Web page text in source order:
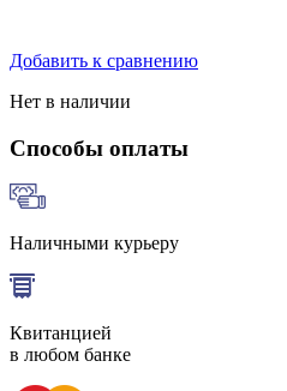
Добавить к сравнению
Нет в наличии
Способы оплаты
Наличными курьеру
Квитанцией
в любом банке